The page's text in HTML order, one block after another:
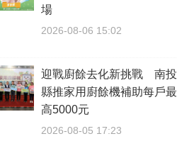
場
2026-08-06 15:02
迎戰廚餘去化新挑戰 南投
縣推家用廚餘機補助每戶最
高5000元
2026-08-05 17:23